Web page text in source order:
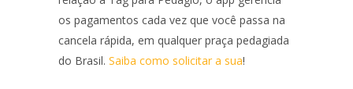
os pagamentos cada vez que você passa na
cancela rápida, em qualquer praça pedagiada
do Brasil. Saiba como solicitar a sua!